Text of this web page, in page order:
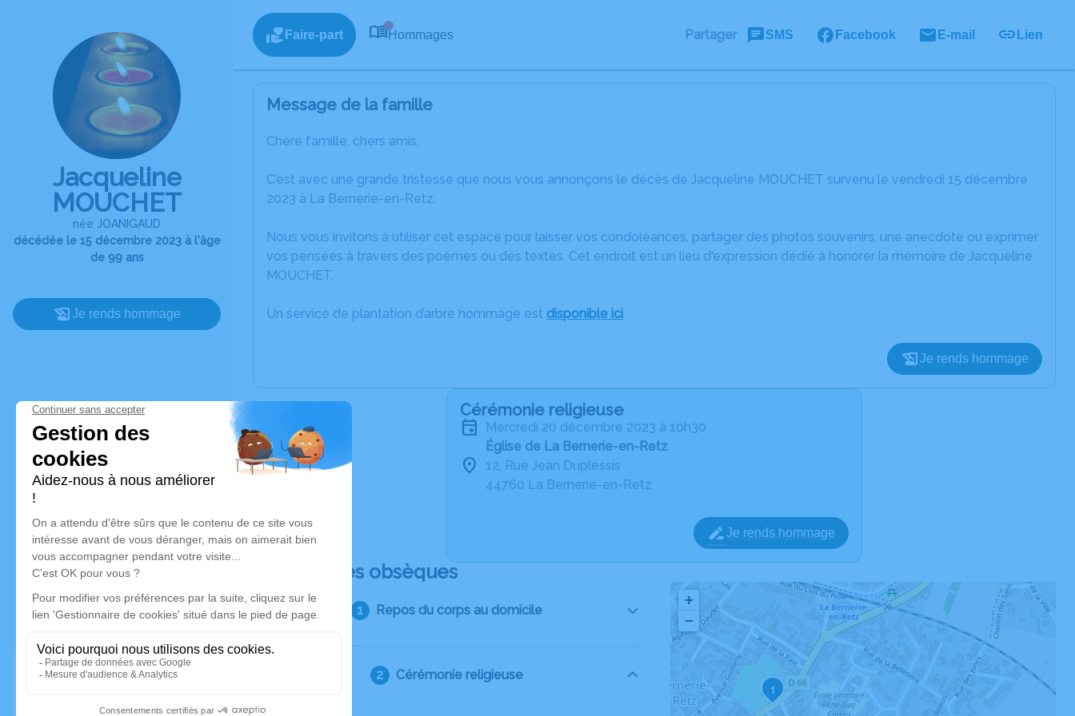
Jacqueline
MOUCHET
née JOANIGAUD
décédée le 15 décembre 2023 à l'âge
de 99 ans
Je rends hommage
Faire-part Hommages Partager SMS Facebook E-mail Lien
Message de la famille
Chère famille, chers amis,
C’est avec une grande tristesse que nous vous annonçons le décès de Jacqueline MOUCHET survenu le vendredi 15 décembre
2023 à La Bernerie-en-Retz.
Nous vous invitons à utiliser cet espace pour laisser vos condoléances, partager des photos souvenirs, une anecdote ou exprimer
vos pensées à travers des poèmes ou des textes. Cet endroit est un lieu d'expression dédié à honorer la mémoire de Jacqueline
MOUCHET.
Un service de plantation d’arbre hommage est disponible ici.
Je rends hommage
Cérémonie religieuse
mercredi 20 décembre 2023 à 10h30
Église de La Bernerie-en-Retz
12, Rue Jean Duplessis
44760 La Bernerie-en-Retz
Je rends hommage
Déroulé des obsèques
Repos du corps au domicile
Cérémonie religieuse
1
+
−